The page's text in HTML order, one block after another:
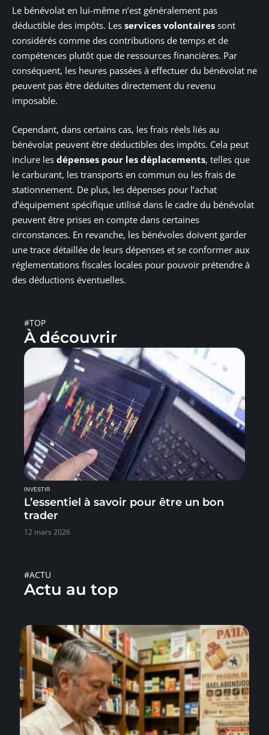
Le bénévolat en lui-même n’est généralement pas
déductible des impôts. Les services volontaires sont
considérés comme des contributions de temps et de
compétences plutôt que de ressources financières. Par
conséquent, les heures passées à effectuer du bénévolat ne
peuvent pas être déduites directement du revenu
imposable.
Cependant, dans certains cas, les frais réels liés au
bénévolat peuvent être déductibles des impôts. Cela peut
inclure les dépenses pour les déplacements, telles que
le carburant, les transports en commun ou les frais de
stationnement. De plus, les dépenses pour l’achat
d’équipement spécifique utilisé dans le cadre du bénévolat
peuvent être prises en compte dans certaines
circonstances. En revanche, les bénévoles doivent garder
une trace détaillée de leurs dépenses et se conformer aux
réglementations fiscales locales pour pouvoir prétendre à
des déductions éventuelles.
#TOP
À découvrir
INVESTIR
L’essentiel à savoir pour être un bon
trader
12 mars 2026
#ACTU
Actu au top